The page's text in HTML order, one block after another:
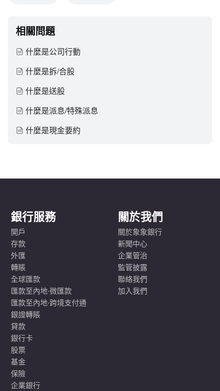
相關問題
什麼是公司行動
什麼是拆/合股
什麼是送股
什麼是派息/特殊派息
什麼是現金要約
銀行服務
開戶
存款
外匯
轉賬
全球匯款
匯款至內地·微匯款
匯款至內地·跨境支付通
銀證轉賬
貸款
銀行卡
股票
基金
保險
企業銀行
關於我們
關於象象銀行
新聞中心
企業管治
監管披露
聯絡我們
加入我們